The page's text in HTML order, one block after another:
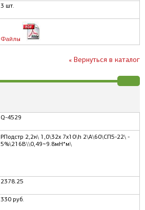
3 шт.
Файлы
« Вернуться в каталог
Q-4529
РПодстр 2,2к\ 1,0\32x 7x10\h 2\А\60\СП5-22\ -
5%\216В\\0,49~9.8мН*м\
2378.25
330 руб.